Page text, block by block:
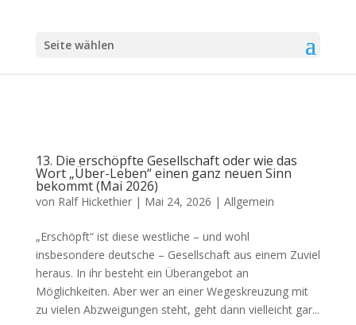
Seite wählen
13. Die erschöpfte Gesellschaft oder wie das
Wort „Über-Leben“ einen ganz neuen Sinn
bekommt (Mai 2026)
von Ralf Hickethier| Mai 24, 2026 | Allgemein
„Erschöpft“ ist diese westliche – und wohl
insbesondere deutsche – Gesellschaft aus einem Zuviel
heraus. In ihr besteht ein Überangebot an
Möglichkeiten. Aber wer an einer Wegeskreuzung mit
zu vielen Abzweigungen steht, geht dann vielleicht gar...